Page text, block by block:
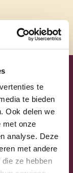
te
te bieden
Ook delen we
met onze
analyse. Deze
met andere
ze hebben